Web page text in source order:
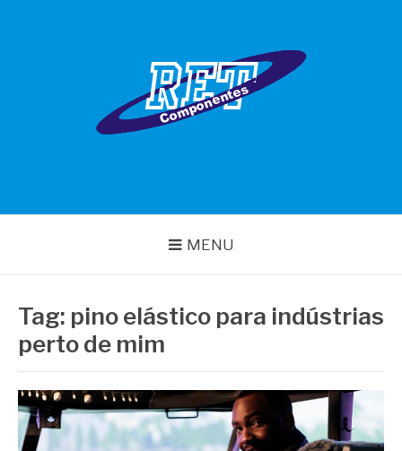
MENU
Tag: pino elástico para indústrias
perto de mim